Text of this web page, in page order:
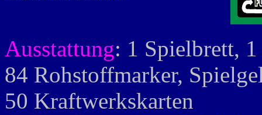
Ausstattung: 1 Spielbrett,
84 Rohstoffmarker,
50 Kraftwerkskarten